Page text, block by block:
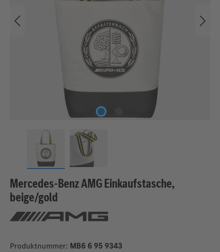
Mercedes-Benz AMG Einkaufstasche,
beige/gold
Produktnummer: MB6 6 95 9343